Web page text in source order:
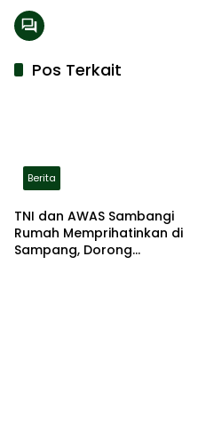
Pos Terkait
Berita
TNI dan AWAS Sambangi
Rumah Memprihatinkan di
Sampang, Dorong